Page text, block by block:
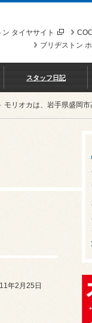
タイヤサイト
ブリヂストン
スタッフ日記
モリオカは、岩手県盛岡
年2月25日